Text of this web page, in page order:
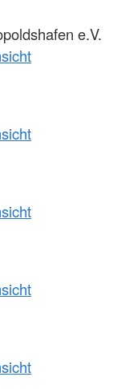
e.V.